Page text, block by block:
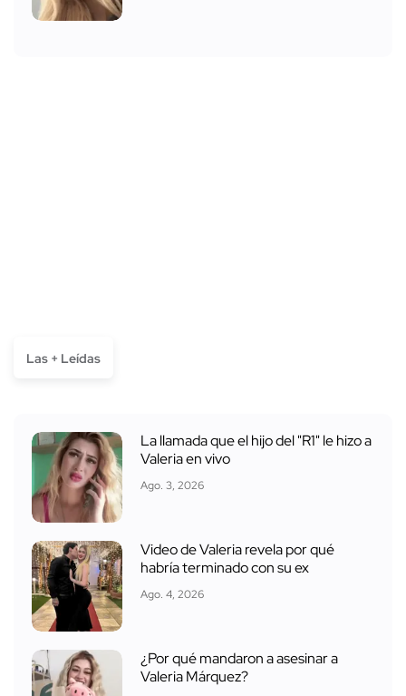
Las + Leídas
La llamada que el hijo del "R1" le hizo a
Valeria en vivo
Ago. 3, 2026
Video de Valeria revela por qué
habría terminado con su ex
Ago. 4, 2026
¿Por qué mandaron a asesinar a
Valeria Márquez?